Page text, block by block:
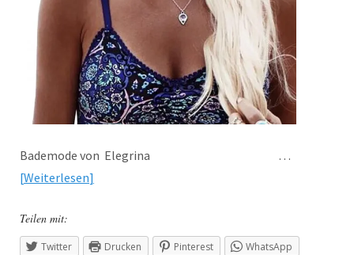
Bademode von Elegrina …
Weiterlesen
Teilen mit:
Twitter Drucken Pinterest
WhatsApp